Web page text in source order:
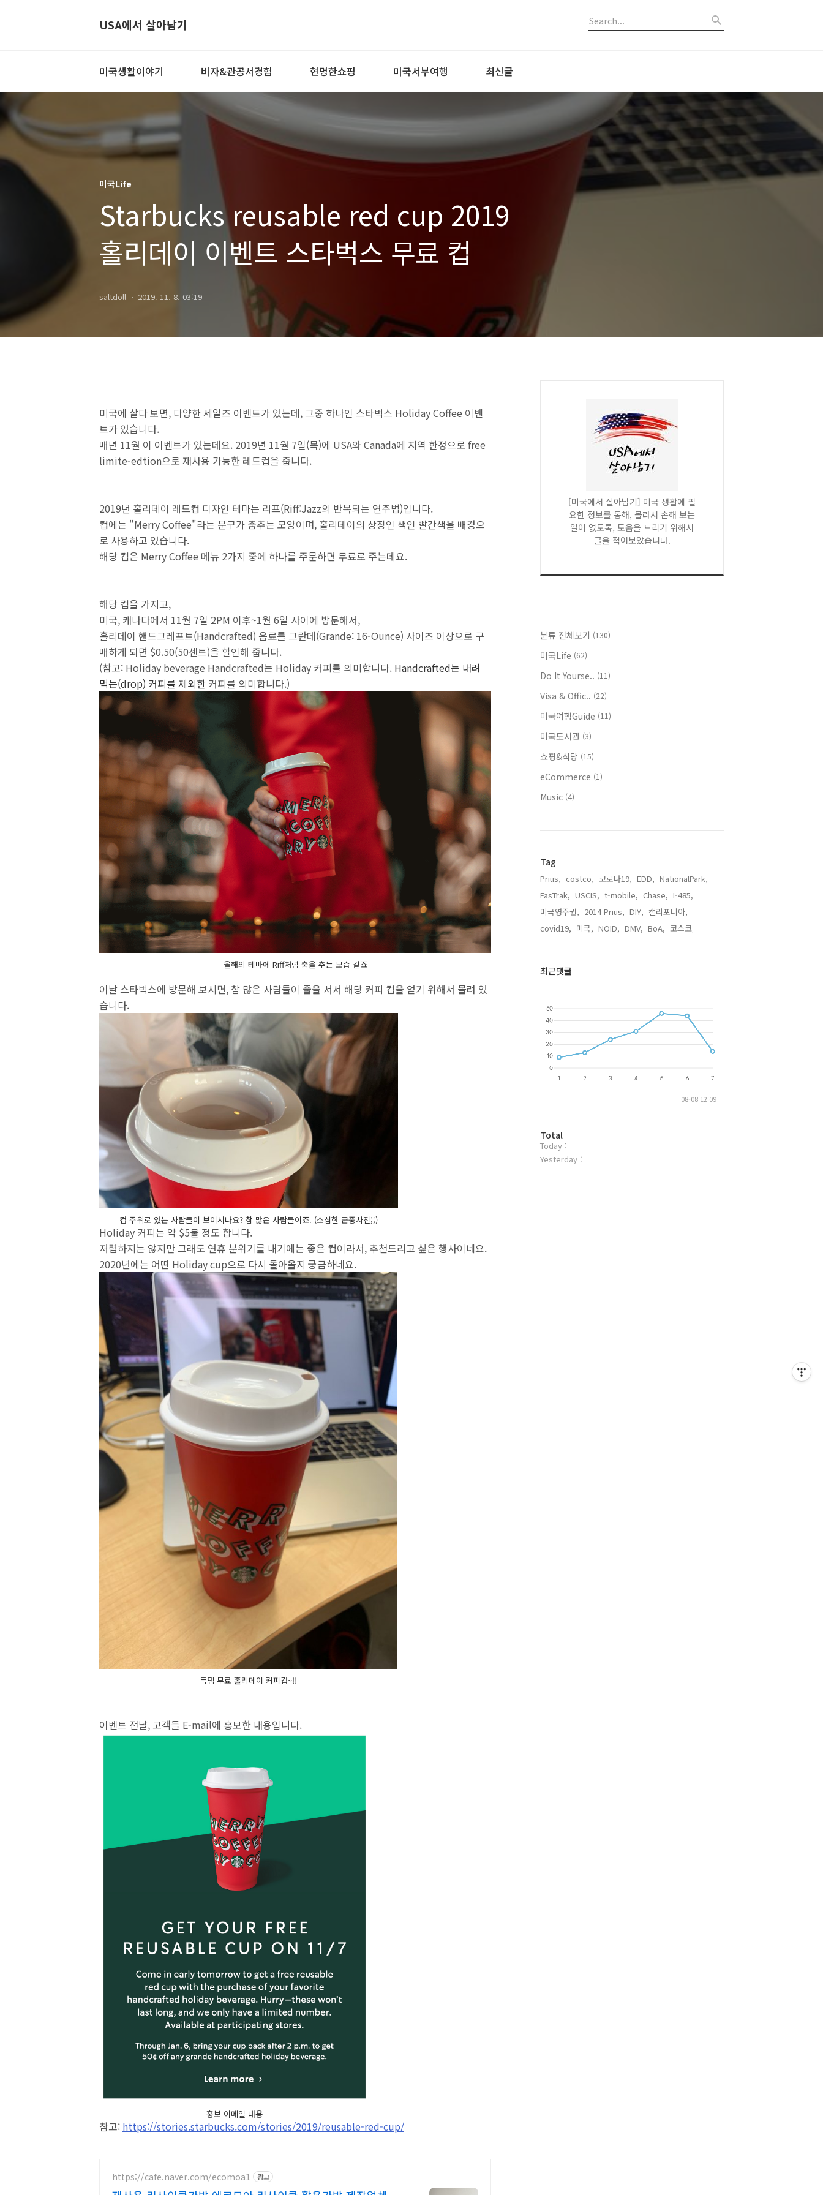
USA에서 살아남기
미국생활이야기 비자&관공서경험 현명한쇼핑 미국서부여행 최신글
미국Life
Starbucks reusable red cup 2019
홀리데이 이벤트 스타벅스 무료 컵
saltdoll 2019. 11. 8. 03:19
미국에 살다 보면, 다양한 세일즈 이벤트가 있는데, 그중 하나인 스타벅스 Holiday Coffee 이벤
트가 있습니다.
매년 11월 이 이벤트가 있는데요. 2019년 11월 7일(목)에 USA와 Canada에 지역 한정으로 free
limite-edtion으로 재사용 가능한 레드컵을 줍니다.
2019년 홀리데이 레드컵 디자인 테마는 리프(Riff:Jazz의 반복되는 연주법)입니다.
컵에는 "Merry Coffee"라는 문구가 춤추는 모양이며, 홀리데이의 상징인 색인 빨간색을 배경으
로 사용하고 있습니다.
해당 컵은 Merry Coffee 메뉴 2가지 중에 하나를 주문하면 무료로 주는데요.
해당 컵을 가지고,
미국, 캐나다에서 11월 7일 2PM 이후~1월 6일 사이에 방문해서,
홀리데이 핸드그레프트(Handcrafted) 음료를 그란데(Grande: 16-Ounce) 사이즈 이상으로 구
매하게 되면 $0.50(50센트)을 할인해 줍니다.
(참고: Holiday beverage Handcrafted는 Holiday 커피를 의미합니다. Handcrafted는 내려
먹는(drop) 커피를 제외한 커피를 의미합니다.)
올해의 테마에 Riff처럼 춤을 추는 모습 같죠
이날 스타벅스에 방문해 보시면, 참 많은 사람들이 줄을 서서 해당 커피 컵을 얻기 위해서 몰려 있
습니다.
컵 주위로 있는 사람들이 보이시나요? 참 많은 사람들이죠. (소심한 군중사진;;)
Holiday 커피는 약 $5불 정도 합니다.
저렴하지는 않지만 그래도 연휴 분위기를 내기에는 좋은 컵이라서, 추천드리고 싶은 행사이네요.
2020년에는 어떤 Holiday cup으로 다시 돌아올지 궁금하네요.
득템 무료 홀리데이 커피컵~!!
이벤트 전날, 고객들 E-mail에 홍보한 내용입니다.
홍보 이메일 내용
참고: https://stories.starbucks.com/stories/2019/reusable-red-cup/
https://cafe.naver.com/ecomoa1 광고
[미국에서 살아남기] 미국 생활에 필
요한 정보를 통해, 몰라서 손해 보는
일이 없도록, 도움을 드리기 위해서
글을 적어보았습니다.
분류 전체보기 (130)
미국Life (62)
Do It Yourse.. (11)
Visa & Offic.. (22)
미국여행Guide (11)
미국도서관 (3)
쇼핑&식당 (15)
eCommerce (1)
Music (4)
Tag
Prius, costco, 코로나19, EDD, NationalPark,
FasTrak, USCIS, t-mobile, Chase, I-485,
미국영주권, 2014 Prius, DIY, 캘리포니아,
covid19, 미국, NOID, DMV, BoA, 코스코,
최근댓글
08-08 12:09
방
문
자
Total
Today :
Yesterday :